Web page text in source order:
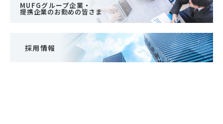
MUFGグループ企業・
提携企業のお勤めの皆さま
採用情報